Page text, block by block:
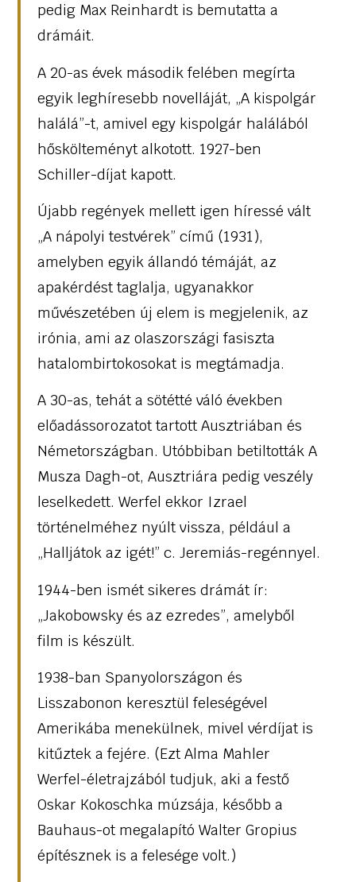
pedig Max Reinhardt is bemutatta a
drámáit.
A 20-as évek második felében megírta
egyik leghíresebb novelláját, „A kispolgár
halálá”-t, amivel egy kispolgár halálából
hőskölteményt alkotott. 1927-ben
Schiller-díjat kapott.
Újabb regények mellett igen híressé vált
„A nápolyi testvérek” című (1931),
amelyben egyik állandó témáját, az
apakérdést taglalja, ugyanakkor
művészetében új elem is megjelenik, az
irónia, ami az olaszországi fasiszta
hatalombirtokosokat is megtámadja.
A 30-as, tehát a sötétté váló években
előadássorozatot tartott Ausztriában és
Németországban. Utóbbiban betiltották A
Musza Dagh-ot, Ausztriára pedig veszély
leselkedett. Werfel ekkor Izrael
történelméhez nyúlt vissza, például a
„Halljátok az igét!” c. Jeremiás-regénnyel.
1944-ben ismét sikeres drámát ír:
„Jakobowsky és az ezredes”, amelyből
film is készült.
1938-ban Spanyolországon és
Lisszabonon keresztül feleségével
Amerikába menekülnek, mivel vérdíjat is
kitűztek a fejére. (Ezt Alma Mahler
Werfel-életrajzából tudjuk, aki a festő
Oskar Kokoschka múzsája, később a
Bauhaus-ot megalapító Walter Gropius
építésznek is a felesége volt.)